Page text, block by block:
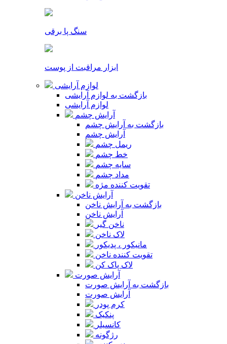
سنگ پا برقی
ابزار مراقبت از پوست
لوازم آرایشی
بازگشت به لوازم آرایشی
لوازم آرایشی
آرایش چشم
بازگشت به آرایش چشم
آرایش چشم
ریمل چشم
خط چشم
سایه چشم
مداد چشم
تقویت کننده مژه
آرایش ناخن
بازگشت به آرایش ناخن
آرایش ناخن
ناخن گیر
لاک ناخن
مانیکور ، پدیکور
تقویت کننده ناخن
لاک پاک کن
آرایش صورت
بازگشت به آرایش صورت
آرایش صورت
کرم پودر
پنکیک
کانسیلر
رژگونه